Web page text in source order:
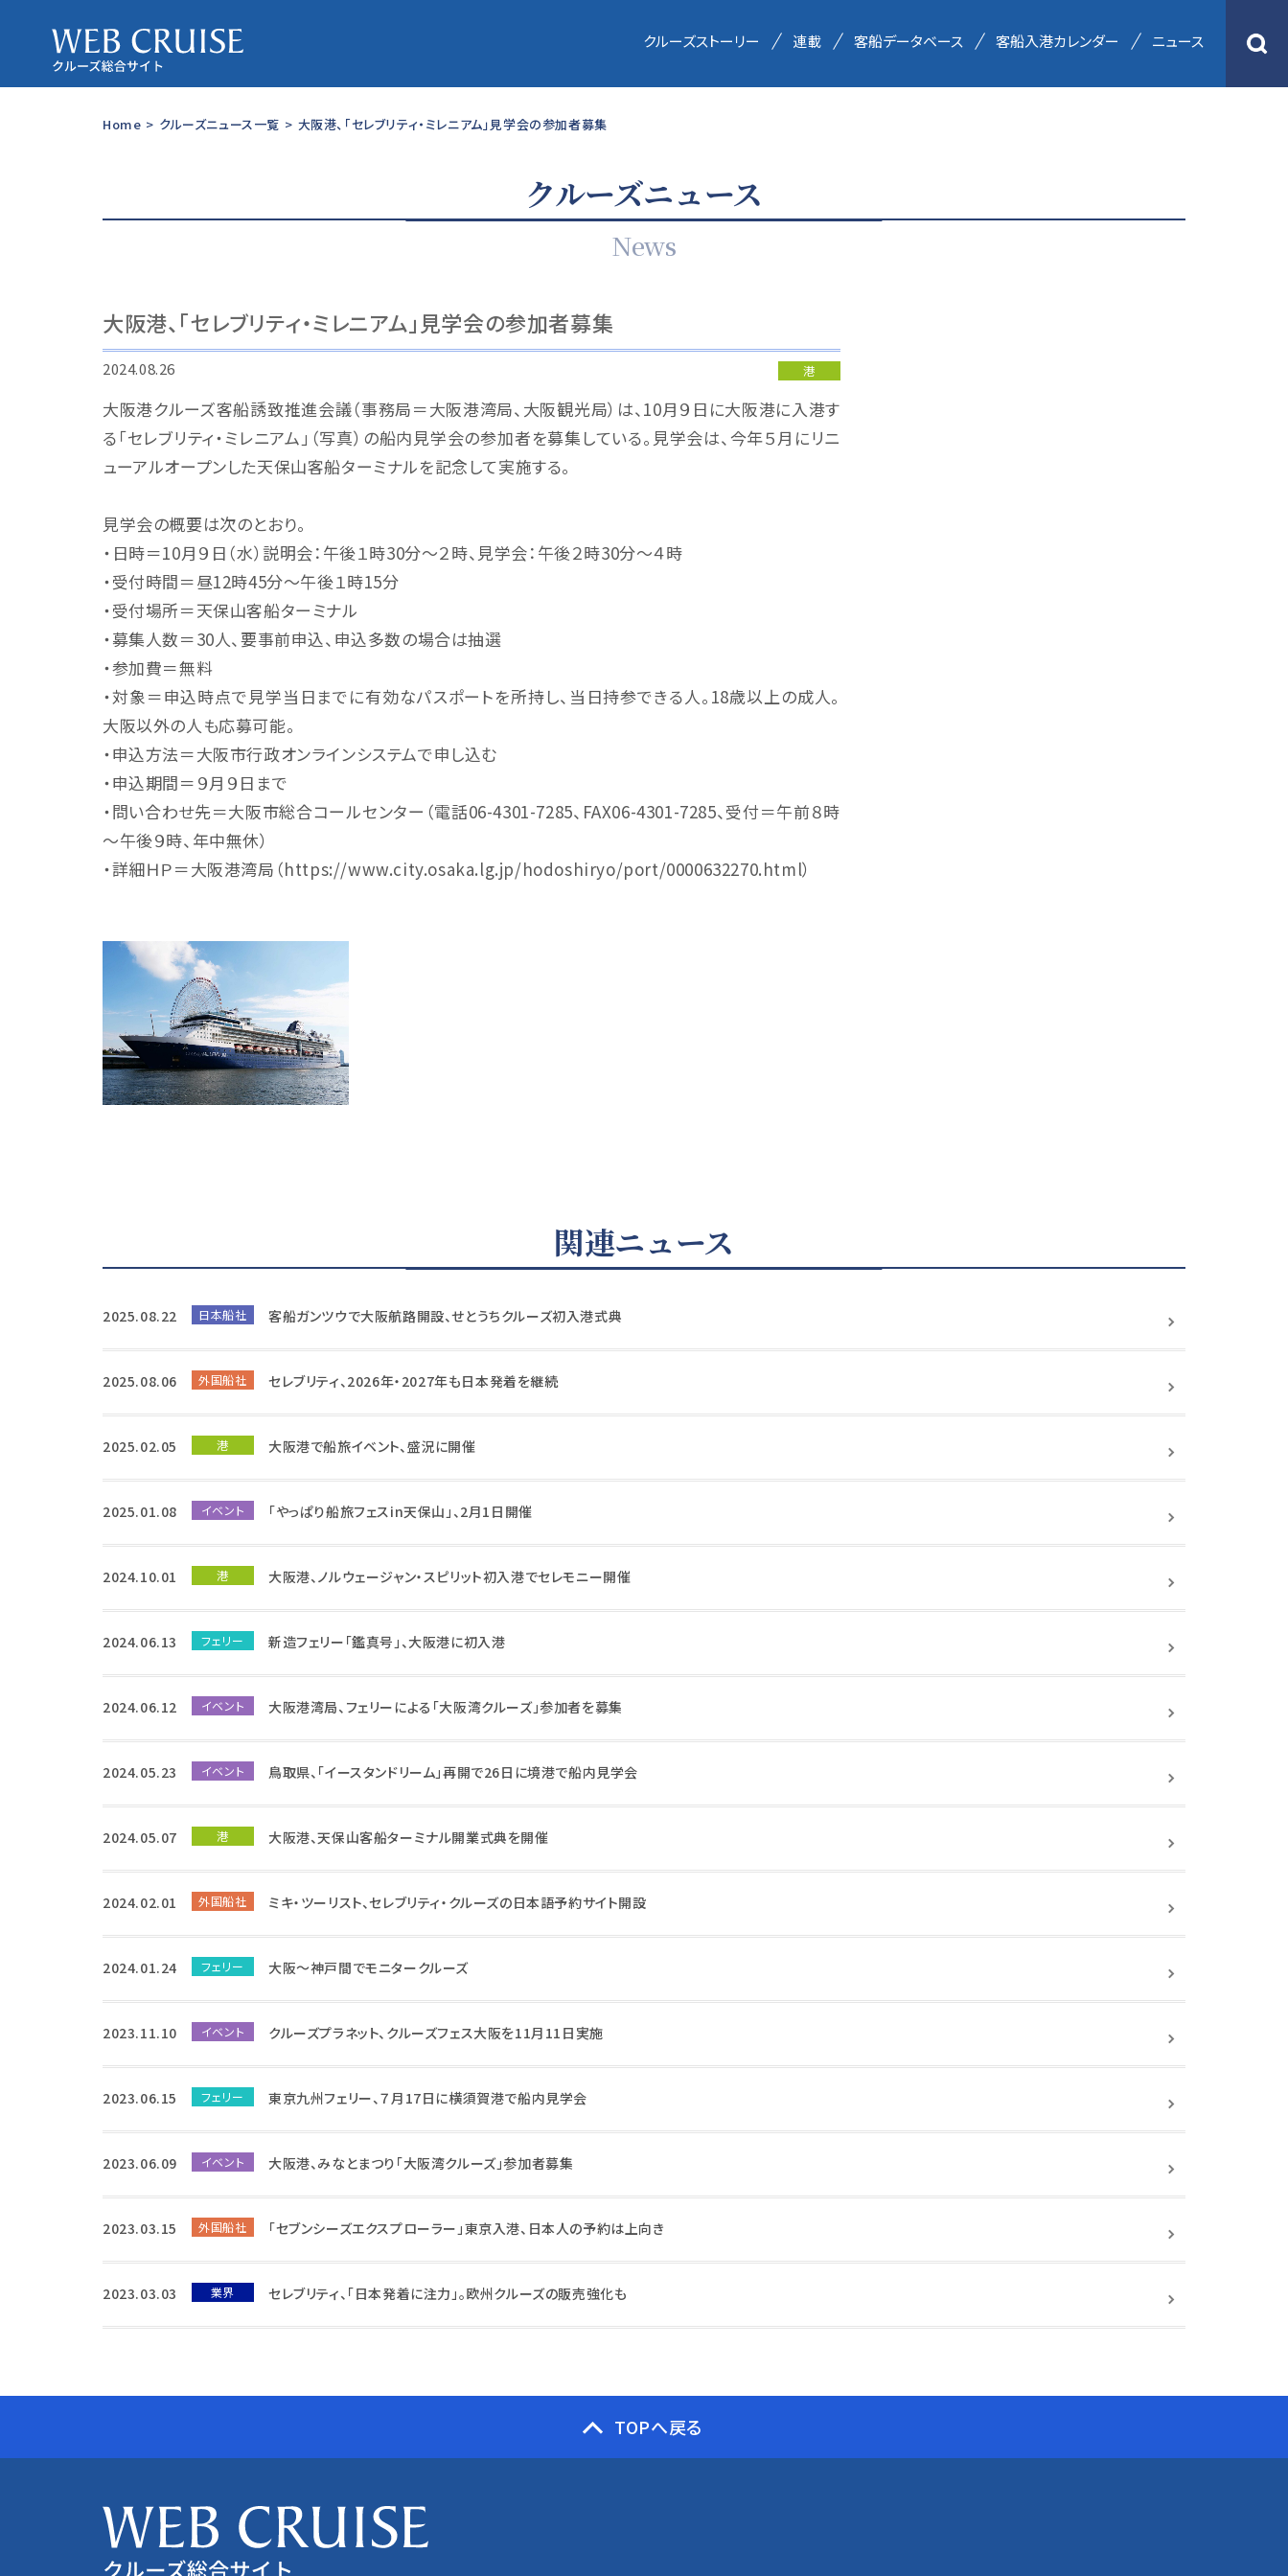
クルーズストーリー 連載 客船データベース 客船入港カレンダー ニュース
Home > クルーズニュース一覧 > 大阪港、「セレブリティ・ミレニアム」見学会の参加者募集
クルーズニュース
News
大阪港、「セレブリティ・ミレニアム」見学会の参加者募集
2024.08.26 港
大阪港クルーズ客船誘致推進会議（事務局＝大阪港湾局、大阪観光局）は、10月９日に大阪港に入港す
る「セレブリティ・ミレニアム」（写真）の船内見学会の参加者を募集している。見学会は、今年５月にリニ
ューアルオープンした天保山客船ターミナルを記念して実施する。
見学会の概要は次のとおり。
・日時＝10月９日（水）説明会：午後１時30分～２時、見学会：午後２時30分～４時
・受付時間＝昼12時45分～午後１時15分
・受付場所＝天保山客船ターミナル
・募集人数＝30人、要事前申込、申込多数の場合は抽選
・参加費＝無料
・対象＝申込時点で見学当日までに有効なパスポートを所持し、当日持参できる人。18歳以上の成人。
大阪以外の人も応募可能。
・申込方法＝大阪市行政オンラインシステムで申し込む
・申込期間＝９月９日まで
・問い合わせ先＝大阪市総合コールセンター（電話06-4301-7285、FAX06-4301-7285、受付＝午前８時
～午後９時、年中無休）
・詳細ＨＰ＝大阪港湾局（https://www.city.osaka.lg.jp/hodoshiryo/port/0000632270.html）
関連ニュース
2025.08.22 日本船社 客船ガンツウで大阪航路開設、せとうちクルーズ初入港式典
2025.08.06 外国船社 セレブリティ、2026年・2027年も日本発着を継続
2025.02.05 港 大阪港で船旅イベント、盛況に開催
2025.01.08 イベント 「やっぱり船旅フェスin天保山」、2月1日開催
2024.10.01 港 大阪港、ノルウェージャン・スピリット初入港でセレモニー開催
2024.06.13 フェリー 新造フェリー「鑑真号」、大阪港に初入港
2024.06.12 イベント 大阪港湾局、フェリーによる「大阪湾クルーズ」参加者を募集
2024.05.23 イベント 鳥取県、「イースタンドリーム」再開で26日に境港で船内見学会
2024.05.07 港 大阪港、天保山客船ターミナル開業式典を開催
2024.02.01 外国船社 ミキ・ツーリスト、セレブリティ・クルーズの日本語予約サイト開設
2024.01.24 フェリー 大阪～神戸間でモニタークルーズ
2023.11.10 イベント クルーズプラネット、クルーズフェス大阪を11月11日実施
2023.06.15 フェリー 東京九州フェリー、７月17日に横須賀港で船内見学会
2023.06.09 イベント 大阪港、みなとまつり「大阪湾クルーズ」参加者募集
2023.03.15 外国船社 「セブンシーズエクスプローラー」東京入港、日本人の予約は上向き
2023.03.03 業界 セレブリティ、「日本発着に注力」。欧州クルーズの販売強化も
TOPへ戻る